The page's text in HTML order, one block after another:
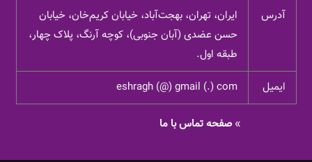
آدرس
ایران، تهران، بهجت‌آباد، خیابان کریم‌خان، خیابان
حسن عضدی (آبان جنوبی)، کوچه آرنگ، پلاک چهار،
طبقه اول.
ایمیل eshragh (@) gmail (.) com
»صفحه تماس با ما